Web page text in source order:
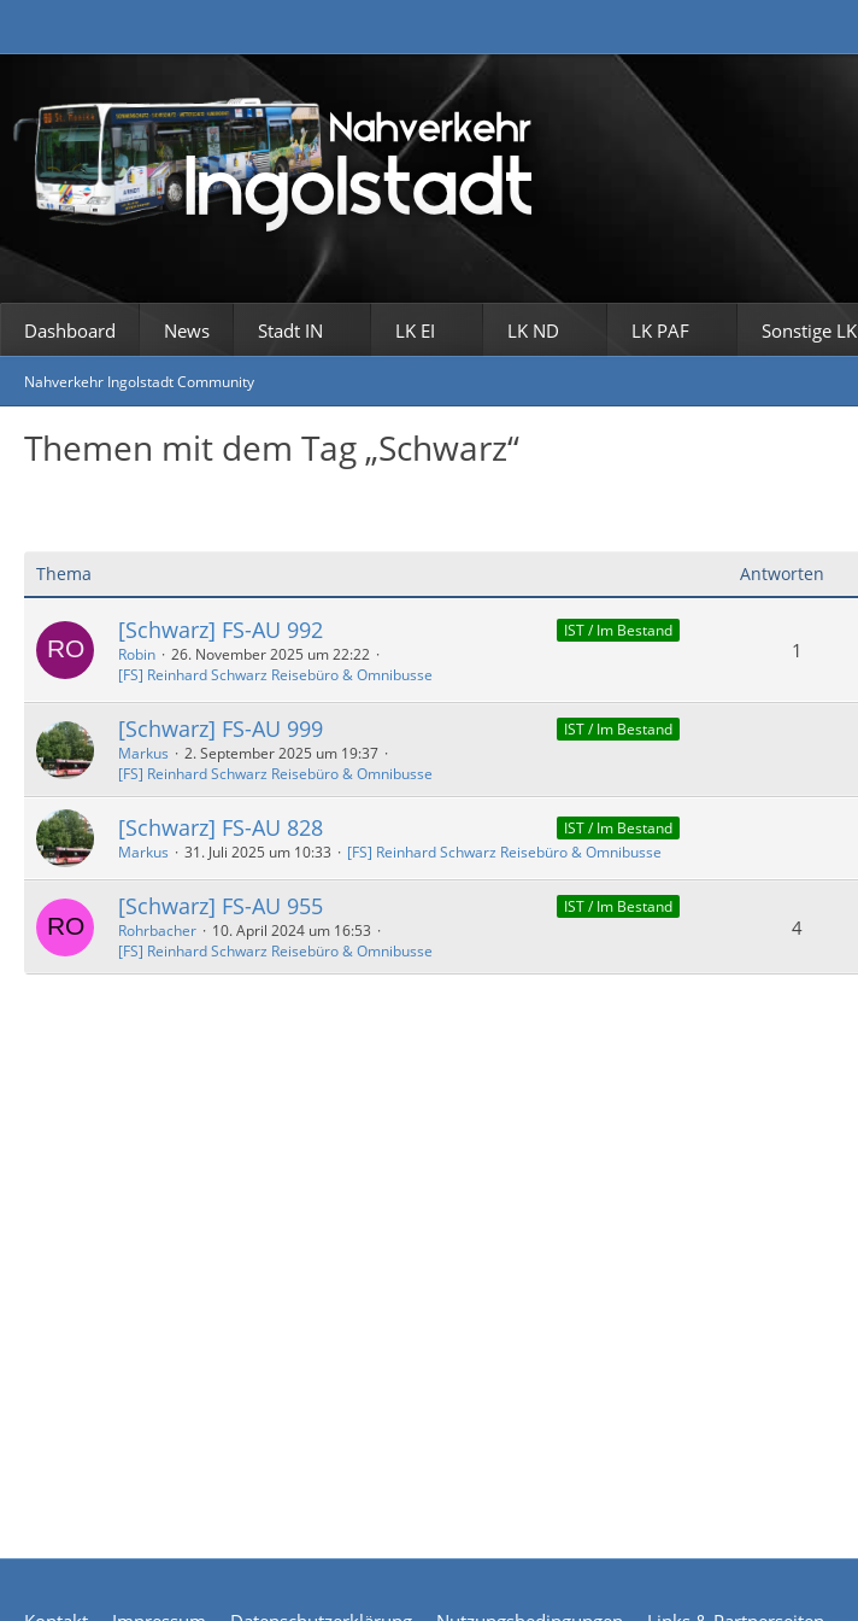
Dashboard News Stadt IN LK EI LK ND LK PAF Sonstige LK
Nahverkehr Ingolstadt Community
Themen mit dem Tag „Schwarz“
Thema Antworten
IST / Im Bestand
[Schwarz] FS-AU 992
Robin
26. November 2025 um 22:22
[FS] Reinhard Schwarz Reisebüro & Omnibusse
1
IST / Im Bestand
[Schwarz] FS-AU 999
Markus
2. September 2025 um 19:37
[FS] Reinhard Schwarz Reisebüro & Omnibusse
IST / Im Bestand
[Schwarz] FS-AU 828
Markus 31. Juli 2025 um 10:33 [FS] Reinhard Schwarz Reisebüro & Omnibusse
IST / Im Bestand
[Schwarz] FS-AU 955
Rohrbacher
10. April 2024 um 16:53
[FS] Reinhard Schwarz Reisebüro & Omnibusse
4